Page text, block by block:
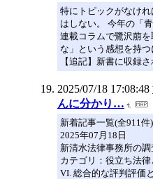
特にトピックがなけ
はしない。 今年の「
連載コラムで鷺沢萠
な」という感想を持つ
【追記】新書に収録
2025/07/18 17:08:48
んに分かり…
新着記事一覧(全911件)
2025年07月18日
新清水法律事務所の調
カテゴリ：役立ち法律
VI. 総合的な評判評価